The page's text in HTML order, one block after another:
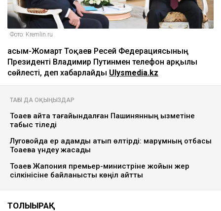
Фото: Kremlin.ru
Қасым-Жомарт Тоқаев Ресей Федерациясының
Президенті Владимир Путинмен телефон арқылы
сөйлесті, деп хабарлайды Ulysmedia.kz
ТАҒЫ ДА ОҚЫҢЫЗДАР
Тоқаев қайта тағайындалған Пашинянның қызметіне
табыс тіледі
Луговойда ер адамды атып өлтірді: марқұмның отбасы
Тоқаевқа үндеу жасады
Тоқаев Жапония премьер-министріне жойқын жер
сілкінісіне байланысты көңіл айтты
ТОЛЫҒЫРАҚ